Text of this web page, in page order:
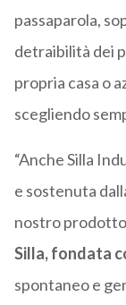
passaparola,
detraibilità dei
propria casa o
scegliendo
“Anche Silla
e sostenuta
nostro
Silla, fondata
spontaneo e